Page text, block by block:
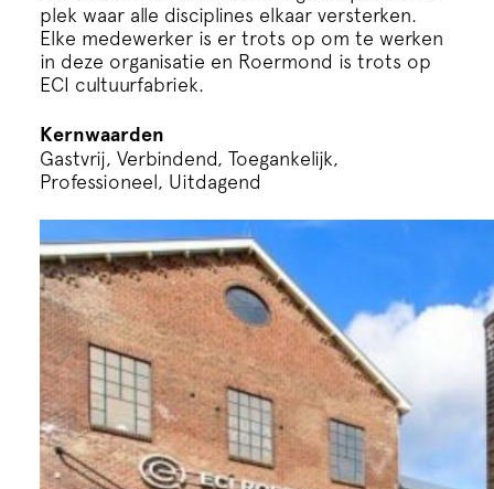
plek waar alle disciplines elkaar versterken.
Elke medewerker is er trots op om te werken
in deze organisatie en Roermond is trots op
ECI cultuurfabriek.
Kernwaarden
Gastvrij, Verbindend, Toegankelijk,
Professioneel, Uitdagend